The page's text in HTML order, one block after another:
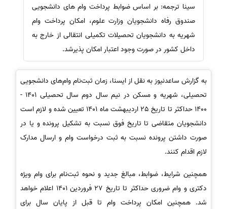
سینا ترجمه: بر اساس ضوابط پرداخت وام های دانشجویی
صندوق رفاه دانشجویان وزارت علوم، امکان پرداخت وام
شهریه به دانشجویان تحصیلات تکمیلی انتقالی از خارج به
داخل کشور در صورت وجود اعتبار امکان پذیرشد.
به گزارش ساعدنیوز به نقل از ایسنا، زمان ثبت‌نام وام‌های دانشجویی
تحصیلی، شهریه و مسکن در نیم سال دوم سال تحصیلی 1401 -
1400 حداکثر تا تاریخ 25 اردیبهشت ماه 1401 تعیین شده و لازم است
دانشجویان متقاضی تا تاریخ فوق نسبت به تشکیل پرونده و یا در
صورت داشتن پرونده نسبت به ثبت درخواست وام و ارسال مدارک
لازم اقدام کنند.
همچنین شرایط، ضوابط، مبالغ جدید و نحوه ثبت‌نام برای وام ویژه
دکتری و وام ضروری حداکثر تا تاریخ 27 فروردین 1401 اعلام خواهد
شد. همچنین امکان پرداخت وام تا قبل از پایان سال برای